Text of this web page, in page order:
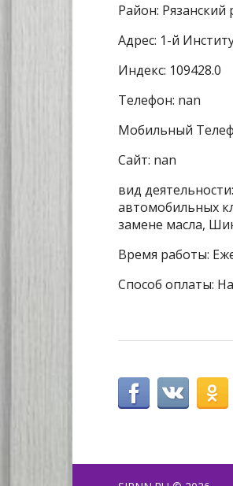
Район: Рязанский
Адрес: 1-й
Индекс: 109428.0
Телефон: nan
Мобильный
Сайт: nan
вид
автомобильных
замене масла,
Время работы:
Способ оплаты: